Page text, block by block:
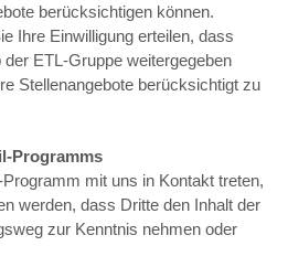
berücksichtigen können.
Ihre Einwilligung erteilen, dass
ETL-Gruppe weitergegeben
Stellenangebote berücksichtigt zu
Programms
mit uns in Kontakt treten,
werden, dass Dritte den Inhalt der
zur Kenntnis nehmen oder